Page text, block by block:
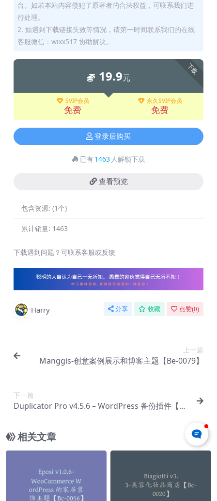
台。如若本站内容侵犯了原著者的合法权益，可联系我们进
行处理。
2. 如遇到下载链接失效等情况，请第一时间联系我们的在线
客服微信：wixx517 协助解决。
下载
19.9元
SVIP会员
免费
永久SVIP会员
免费
登录后购买
已有1463 人解锁下载
查看预览
包含资源: (1个)
累计销量: 1463
下载遇到问题？可联系客服或反馈
Harry 分享 收藏 点赞(0)
上一篇
Manggis-创意案例展示和博客主题【Be-0079】
下一篇
Duplicator Pro v4.5.6 – WordPress 备份插件【Cd
相关文章